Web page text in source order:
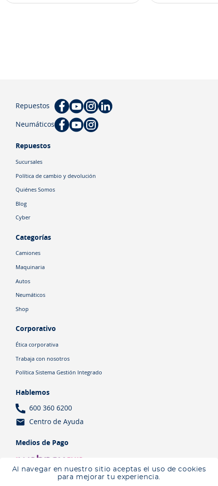
Al navegar en nuestro sitio aceptas el uso de cookies
para mejorar tu experiencia.
Repuestos
Neumáticos
Repuestos
Sucursales
Política de cambio y devolución
Quiénes Somos
Blog
Cyber
Categorías
Camiones
Maquinaria
Autos
Neumáticos
Shop
Corporativo
Ética corporativa
Trabaja con nosotros
Política Sistema Gestión Integrado
Hablemos
600 360 6200
Centro de Ayuda
Medios de Pago